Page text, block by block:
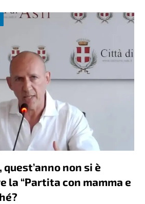
non si è
la “Partita con mamma e